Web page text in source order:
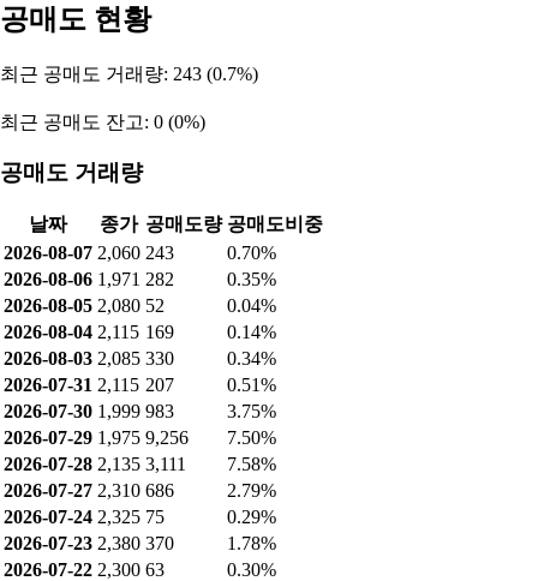
공매도 현황
최근 공매도 거래량: 243 (0.7%)
최근 공매도 잔고: 0 (0%)
공매도 거래량
날짜 종가 공매도량 공매도비중
2026-08-07 2,060 243
0.70%
2026-08-06 1,971 282
0.35%
2026-08-05 2,080 52
0.04%
2026-08-04 2,115 169
0.14%
2026-08-03 2,085 330
0.34%
2026-07-31 2,115 207
0.51%
2026-07-30 1,999 983
3.75%
2026-07-29 1,975 9,256
7.50%
2026-07-28 2,135 3,111
7.58%
2026-07-27 2,310 686
2.79%
2026-07-24 2,325 75
0.29%
2026-07-23 2,380 370
1.78%
2026-07-22 2,300 63
0.30%